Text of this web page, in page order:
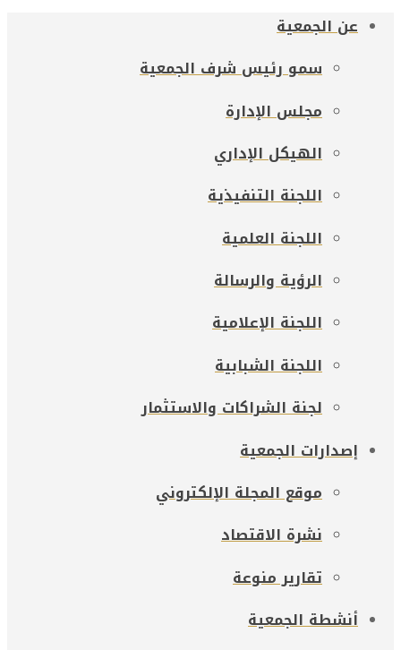
عن الجمعية
سمو رئيس شرف الجمعية
مجلس الإدارة
الهيكل الإداري
اللجنة التنفيذية
اللجنة العلمية
الرؤية والرسالة
اللجنة الإعلامية
اللجنة الشبابية
لجنة الشراكات والاستثمار
إصدارات الجمعية
موقع المجلة الإلكتروني
نشرة الاقتصاد
تقارير منوعة
أنشطة الجمعية